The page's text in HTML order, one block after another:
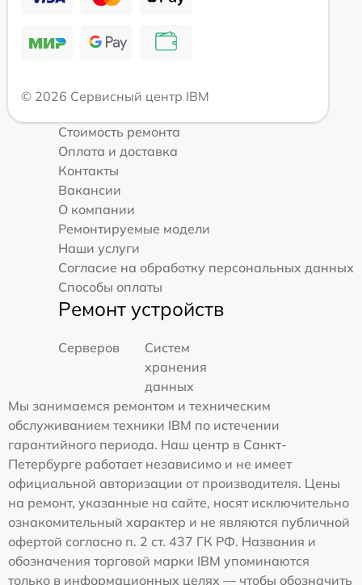
© 2026 Сервисный центр IBM
Стоимость ремонта
Оплата и доставка
Контакты
Вакансии
О компании
Ремонтируемые модели
Наши услуги
Согласие на обработку персональных данных
Способы оплаты
Ремонт устройств
Серверов
Систем
хранения
данных
Мы занимаемся ремонтом и техническим
обслуживанием техники IBM по истечении
гарантийного периода. Наш центр в Санкт-
Петербурге работает независимо и не имеет
официальной авторизации от производителя. Цены
на ремонт, указанные на сайте, носят исключительно
ознакомительный характер и не являются публичной
офертой согласно п. 2 ст. 437 ГК РФ. Названия и
обозначения торговой марки IBM упоминаются
только в информационных целях — чтобы обозначить